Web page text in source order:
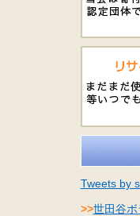
Tweets by
>>世田谷ボ